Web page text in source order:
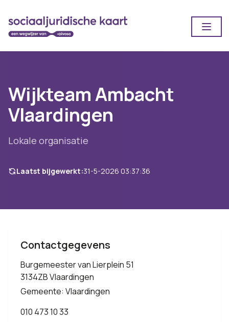
Wijkteam Ambacht
Vlaardingen
Lokale organisatie
Laatst bijgewerkt:31-5-2026 03:37:36
Contactgegevens
Burgemeester van Lierplein 51
3134ZB Vlaardingen
Gemeente: Vlaardingen
010 473 10 33